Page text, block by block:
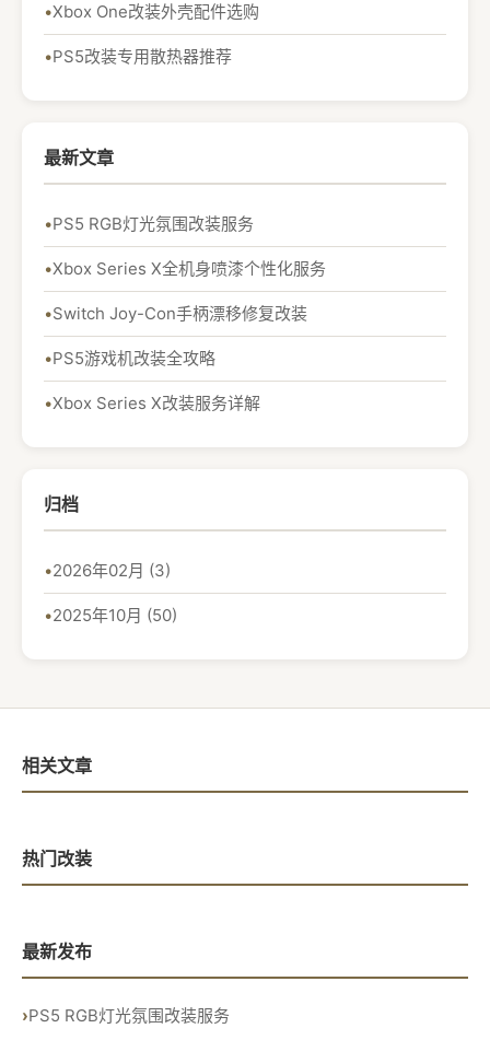
Xbox One改装外壳配件选购
PS5改装专用散热器推荐
最新文章
PS5 RGB灯光氛围改装服务
Xbox Series X全机身喷漆个性化服务
Switch Joy-Con手柄漂移修复改装
PS5游戏机改装全攻略
Xbox Series X改装服务详解
归档
2026年02月 (3)
2025年10月 (50)
相关文章
热门改装
最新发布
PS5 RGB灯光氛围改装服务